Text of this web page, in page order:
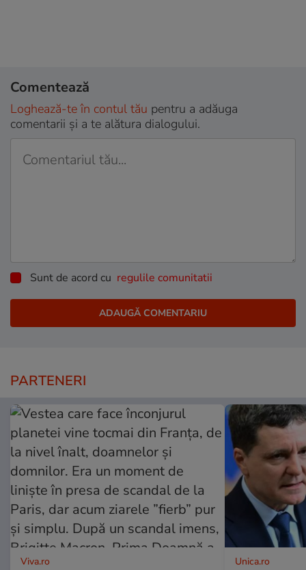
Comentează
Loghează-te în contul tău pentru a adăuga
comentarii și a te alătura dialogului.
Sunt de acord cu regulile comunitatii
PARTENERI
Viva.ro Unica.ro